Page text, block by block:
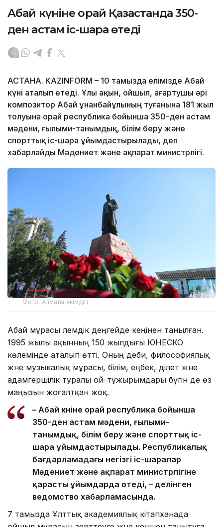
Абай күніне орай Қазақстанда 350-
ден астам іс-шара өтеді
АСТАНА. KAZINFORM – 10 тамызда елімізде Абай
күні аталып өтеді. Ұлы ақын, ойшыл, ағартушы әрі
композитор Абай Құнанбайұлының туғанына 181 жыл
толуына орай республика бойынша 350-ден астам
мәдени, ғылыми-танымдық, білім беру және
спорттық іс-шара ұйымдастырылады, деп
хабарлайды Мәдениет және ақпарат министрлігі.
Фото: Алматы әкімдігі
Абай мұрасы әлемдік деңгейде кеңінен танылған.
1995 жылы ақынның 150 жылдығы ЮНЕСКО
көлемінде аталып өтті. Оның әдеби, философиялық
және музыкалық мұрасы, білім, еңбек, әділет және
адамгершілік туралы ой-тұжырымдары бүгін де өз
маңызын жоғалтқан жоқ.
– Абай күніне орай республика бойынша
350-ден астам мәдени, ғылыми-
танымдық, білім беру және спорттық іс-
шара ұйымдастырылады. Республикалық
бағдарламадағы негізгі іс-шаралар
Мәдениет және ақпарат министрлігіне
қарасты ұйымдарда өтеді, – делінген
ведомство хабарламасында.
7 тамызда Ұлттық академиялық кітапханада